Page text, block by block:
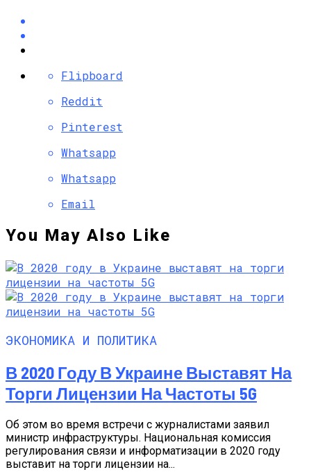
Flipboard
Reddit
Pinterest
Whatsapp
Whatsapp
Email
You May Also Like
ЭКОНОМИКА И ПОЛИТИКА
В 2020 Году В Украине Выставят На
Торги Лицензии На Частоты 5G
Об этом во время встречи с журналистами заявил
министр инфраструктуры. Национальная комиссия
регулирования связи и информатизации в 2020 году
выставит на торги лицензии на...